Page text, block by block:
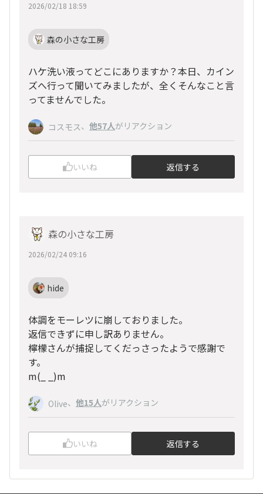
2026/02/18 18:59
森の小さな工房
ハケ洗い液ってどこにありますか？本日、カイン
ズへ行って聞いてみましたが、全くそんなこと言
ってませんでした。
コスモス、 他57人がリアクション
いいね 返信する
森の小さな工房
2026/02/24 09:16
hide
体調をモーレツに崩しておりました。
返信できずに申し訳ありません。
檸檬さんが捕捉してくだっさったようで感謝で
す。
m(_ _)m
Olive、 他15人がリアクション
いいね 返信する